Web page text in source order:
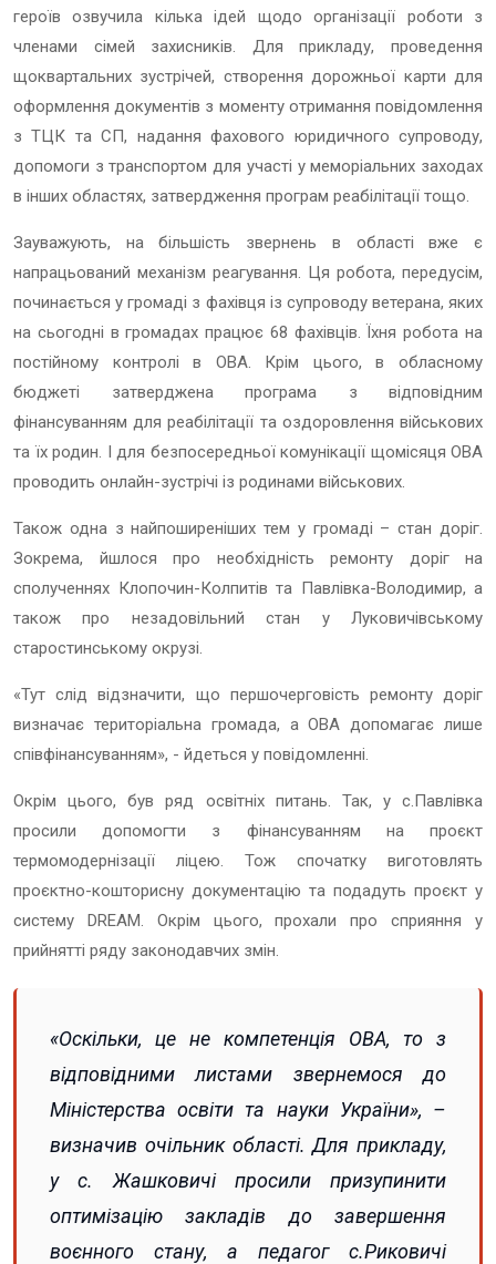
героїв озвучила кілька ідей щодо організації роботи з
членами сімей захисників. Для прикладу, проведення
щоквартальних зустрічей, створення дорожньої карти для
оформлення документів з моменту отримання повідомлення
з ТЦК та СП, надання фахового юридичного супроводу,
допомоги з транспортом для участі у меморіальних заходах
в інших областях, затвердження програм реабілітації тощо.
Зауважують, на більшість звернень в області вже є
напрацьований механізм реагування. Ця робота, передусім,
починається у громаді з фахівця із супроводу ветерана, яких
на сьогодні в громадах працює 68 фахівців. Їхня робота на
постійному контролі в ОВА. Крім цього, в обласному
бюджеті затверджена програма з відповідним
фінансуванням для реабілітації та оздоровлення військових
та їх родин. І для безпосередньої комунікації щомісяця ОВА
проводить онлайн-зустрічі із родинами військових.
Також одна з найпоширеніших тем у громаді – стан доріг.
Зокрема, йшлося про необхідність ремонту доріг на
сполученнях Клопочин-Колпитів та Павлівка-Володимир, а
також про незадовільний стан у Луковичівському
старостинському окрузі.
«Тут слід відзначити, що першочерговість ремонту доріг
визначає територіальна громада, а ОВА допомагає лише
співфінансуванням», - йдеться у повідомленні.
Окрім цього, був ряд освітніх питань. Так, у с.Павлівка
просили допомогти з фінансуванням на проєкт
термомодернізації ліцею. Тож спочатку виготовлять
проєктно-кошторисну документацію та подадуть проєкт у
систему DREAM. Окрім цього, прохали про сприяння у
прийнятті ряду законодавчих змін.
«Оскільки, це не компетенція ОВА, то з
відповідними листами звернемося до
Міністерства освіти та науки України», –
визначив очільник області. Для прикладу,
у с. Жашковичі просили призупинити
оптимізацію закладів до завершення
воєнного стану, а педагог с.Риковичі